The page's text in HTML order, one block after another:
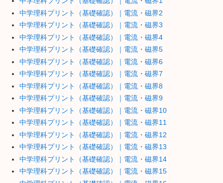
中学理科プリント（基礎確認）｜電流・磁界2
中学理科プリント（基礎確認）｜電流・磁界3
中学理科プリント（基礎確認）｜電流・磁界4
中学理科プリント（基礎確認）｜電流・磁界5
中学理科プリント（基礎確認）｜電流・磁界6
中学理科プリント（基礎確認）｜電流・磁界7
中学理科プリント（基礎確認）｜電流・磁界8
中学理科プリント（基礎確認）｜電流・磁界9
中学理科プリント（基礎確認）｜電流・磁界10
中学理科プリント（基礎確認）｜電流・磁界11
中学理科プリント（基礎確認）｜電流・磁界12
中学理科プリント（基礎確認）｜電流・磁界13
中学理科プリント（基礎確認）｜電流・磁界14
中学理科プリント（基礎確認）｜電流・磁界15